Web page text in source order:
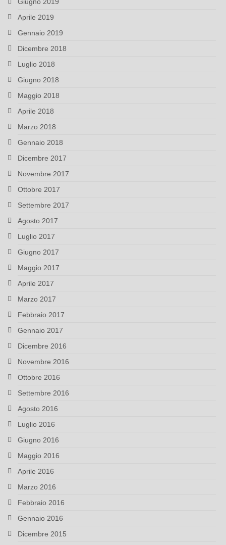
Aprile 2019
Gennaio 2019
Dicembre 2018
Luglio 2018
Giugno 2018
Maggio 2018
Aprile 2018
Marzo 2018
Gennaio 2018
Dicembre 2017
Novembre 2017
Ottobre 2017
Settembre 2017
Agosto 2017
Luglio 2017
Giugno 2017
Maggio 2017
Aprile 2017
Marzo 2017
Febbraio 2017
Gennaio 2017
Dicembre 2016
Novembre 2016
Ottobre 2016
Settembre 2016
Agosto 2016
Luglio 2016
Giugno 2016
Maggio 2016
Aprile 2016
Marzo 2016
Febbraio 2016
Gennaio 2016
Dicembre 2015